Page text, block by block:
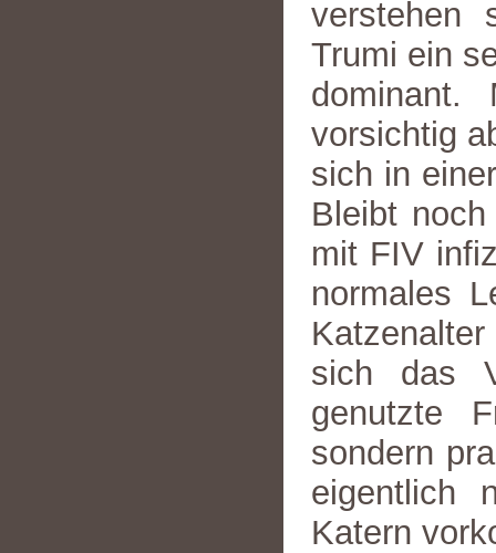
verstehen
Trumi ein
vorsichtig
sich in
Bleibt
mit FIV
normales
sich das
genutzte
sondern
eigentlich
Katern